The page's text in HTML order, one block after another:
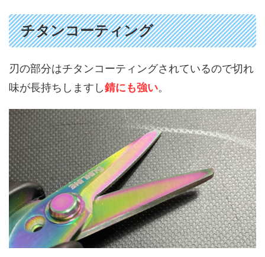
チタンコーティング
刃の部分はチタンコーティングされているので切れ
味が長持ちしますし錆にも強い。